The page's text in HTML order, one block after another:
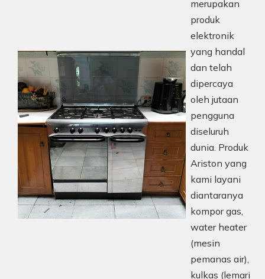
merupakan
produk
elektronik
yang handal
dan telah
dipercaya
oleh jutaan
pengguna
diseluruh
dunia. Produk
Ariston yang
kami layani
diantaranya
kompor gas,
water heater
(mesin
pemanas air),
kulkas (lemari